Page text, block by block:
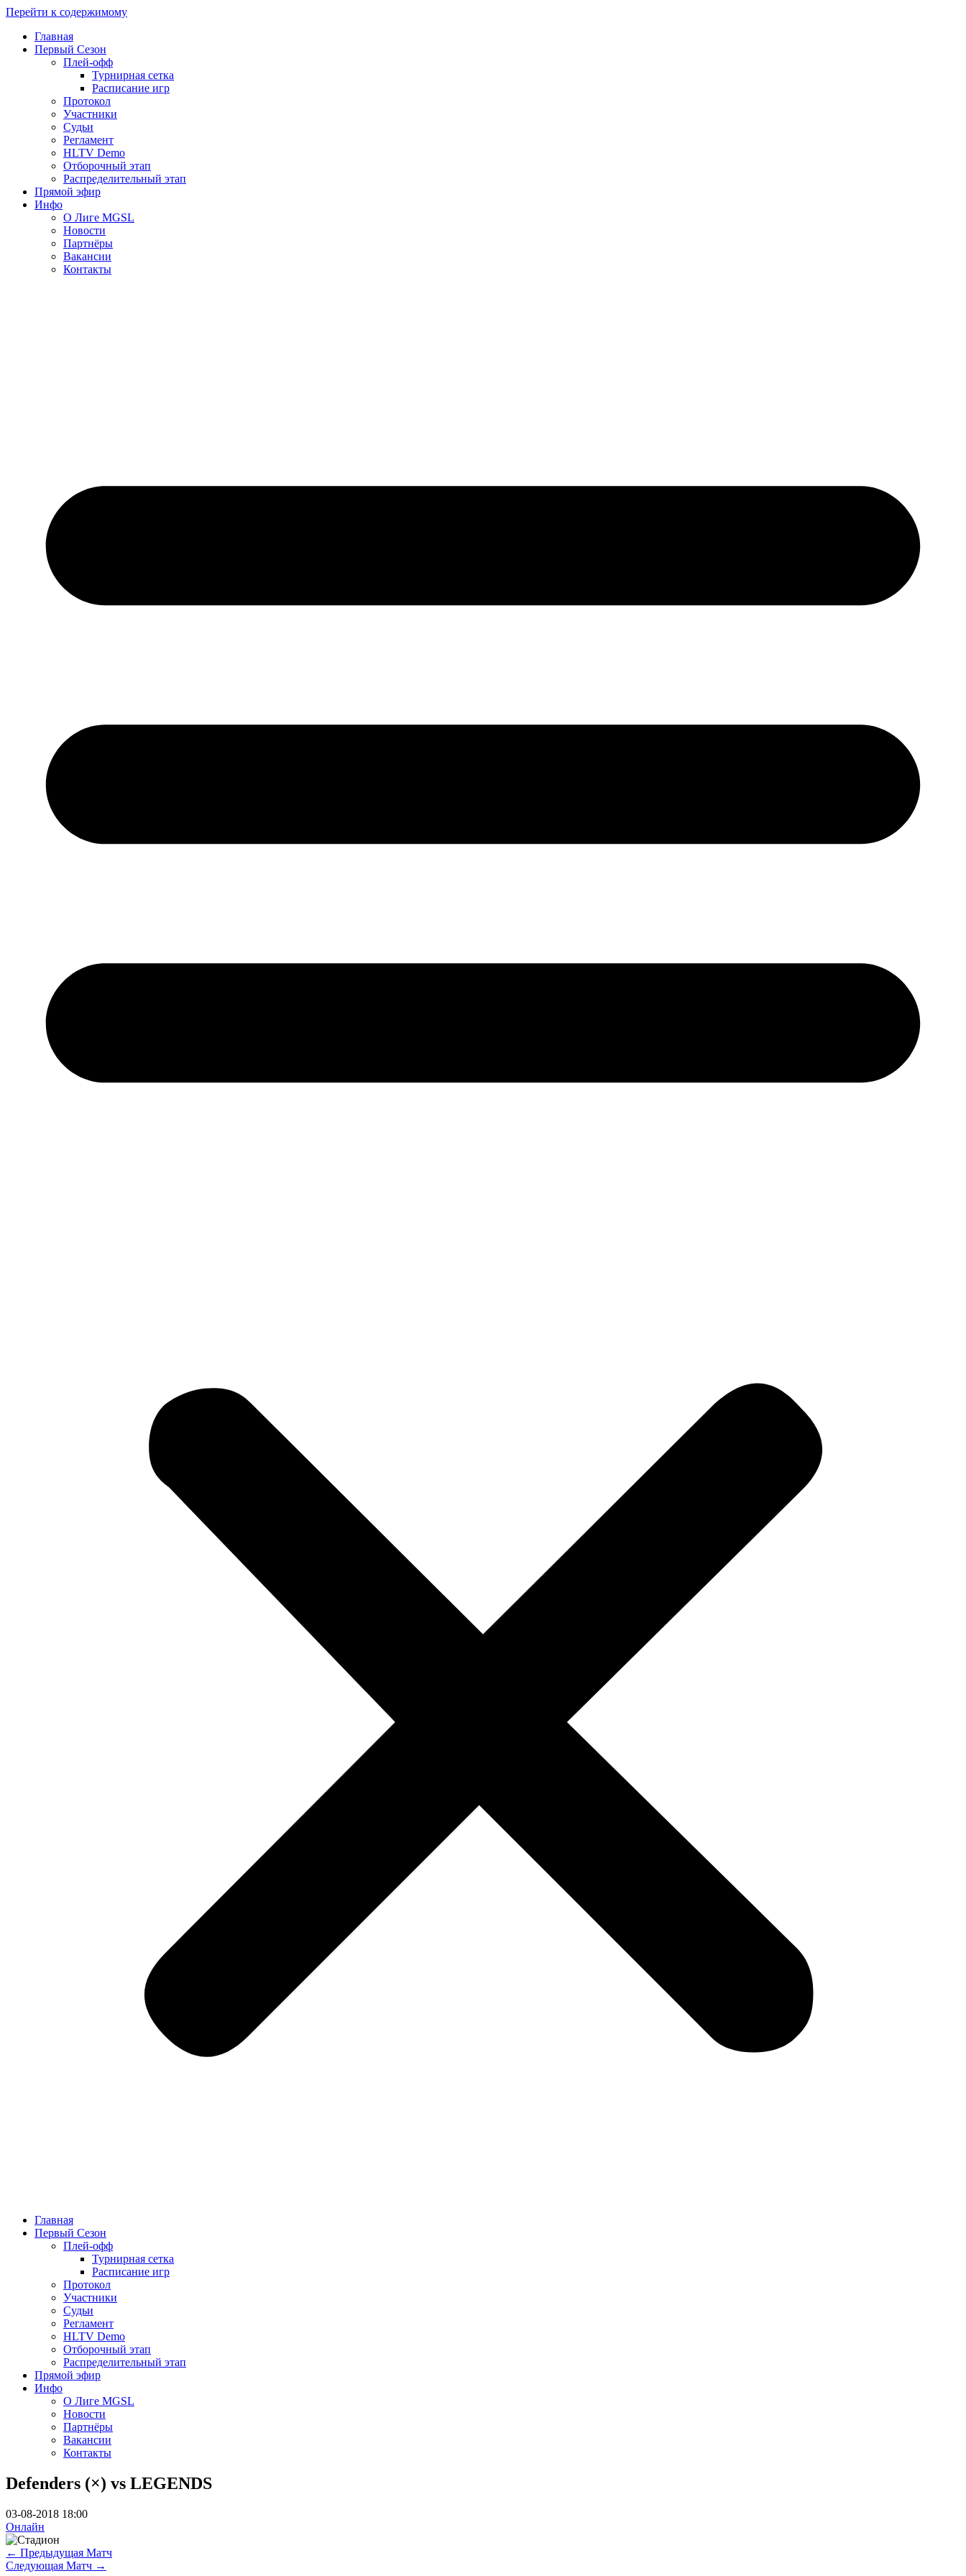
Перейти к содержимому
Главная
Первый Сезон
Плей-офф
Турнирная сетка
Расписание игр
Протокол
Участники
Судьи
Регламент
HLTV Demo
Отборочный этап
Распределительный этап
Прямой эфир
Инфо
О Лиге MGSL
Новости
Партнёры
Вакансии
Контакты
Главная
Первый Сезон
Плей-офф
Турнирная сетка
Расписание игр
Протокол
Участники
Судьи
Регламент
HLTV Demo
Отборочный этап
Распределительный этап
Прямой эфир
Инфо
О Лиге MGSL
Новости
Партнёры
Вакансии
Контакты
Defenders (×) vs LEGENDS
03-08-2018 18:00
Онлайн
← Предыдущая Матч
Следующая Матч →